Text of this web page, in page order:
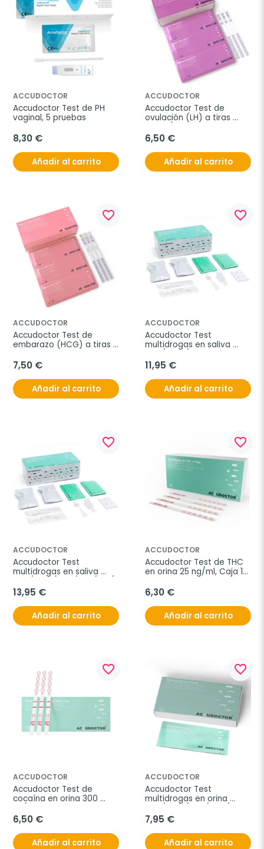
ACCUDOCTOR
Accudoctor Test de PH
vaginal, 5 pruebas
8,30 €
Añadir al carrito
ACCUDOCTOR
Accudoctor Test de
ovulación (LH) a tiras
pruebas
6,50 €
Añadir al carrito
favorite_border
ACCUDOCTOR
Accudoctor Test de
embarazo (HCG) a tiras
7,50 €
Añadir al carrito
favorite_border
ACCUDOCTOR
Accudoctor Test
multidrogas en saliva
pruebas
11,95 €
Añadir al carrito
favorite_border
ACCUDOCTOR
Accudoctor Test
multidrogas en saliva
Caja 2 pruebas
13,95 €
Añadir al carrito
favorite_border
ACCUDOCTOR
Accudoctor Test de THC
en orina 25 ng/ml, Caja 10
6,30 €
Añadir al carrito
favorite_border
ACCUDOCTOR
Accudoctor Test de
cocaína en orina 300
6,50 €
Añadir al carrito
favorite_border
ACCUDOCTOR
Accudoctor Test
multidrogas en orina
Caja 2 pruebas
7,95 €
Añadir al carrito